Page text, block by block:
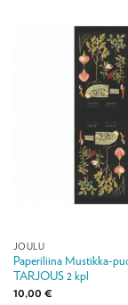
JOULU
Paperiliina Mustikka-
TARJOUS 2 kpl
10,00 €